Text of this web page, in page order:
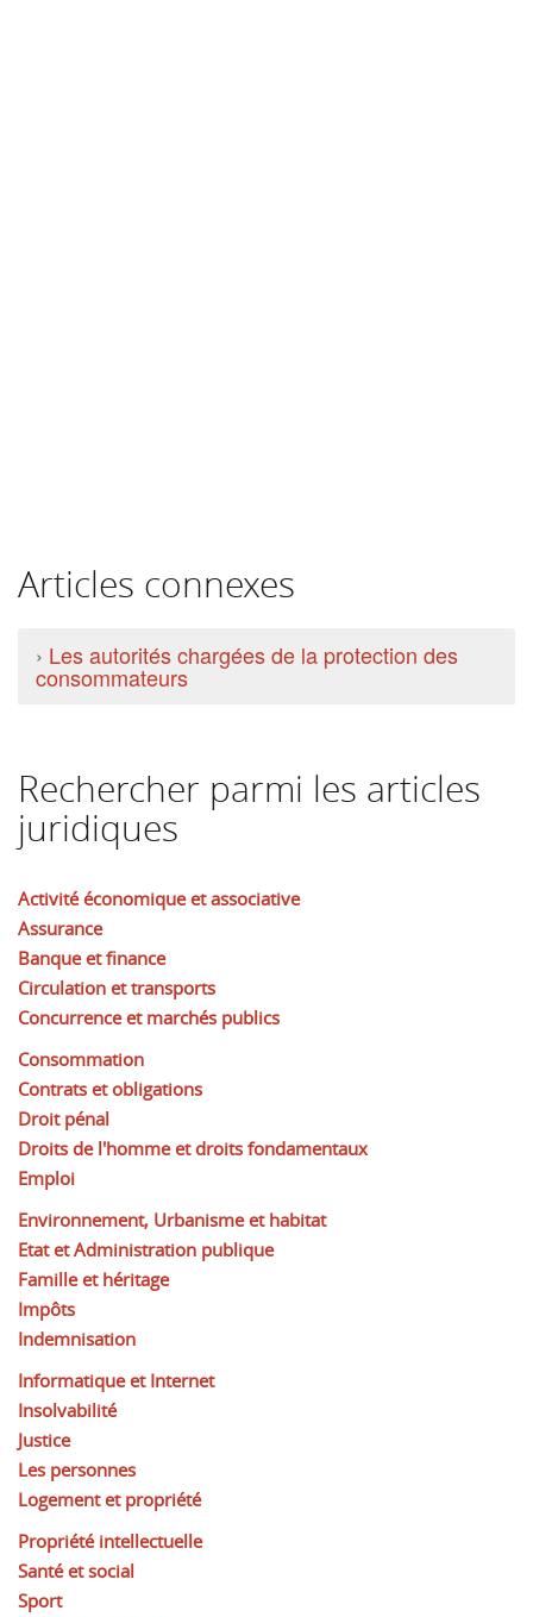
Articles connexes
› Les autorités chargées de la protection des
consommateurs
Rechercher parmi les articles
juridiques
Activité économique et associative
Assurance
Banque et finance
Circulation et transports
Concurrence et marchés publics
Consommation
Contrats et obligations
Droit pénal
Droits de l'homme et droits fondamentaux
Emploi
Environnement, Urbanisme et habitat
Etat et Administration publique
Famille et héritage
Impôts
Indemnisation
Informatique et Internet
Insolvabilité
Justice
Les personnes
Logement et propriété
Propriété intellectuelle
Santé et social
Sport